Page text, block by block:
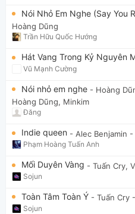
Nói Nhỏ Em Nghe (Say You
Hoàng Dũng
Trần Hữu Quốc Hướng
Hát Vang Trong Kỷ Nguyên
Vũ Mạnh Cường
Nói nhỏ em nghe - Hoàng
Hoàng Dũng, Minkim
Đăng
Indie queen - Alec Benjamin -
Phạm Hoàng Tuấn Anh
Mối Duyên Vàng - Tuấn Cry,
Sojun
Toàn Tâm Toàn Ý - Tuấn Cry
Sojun